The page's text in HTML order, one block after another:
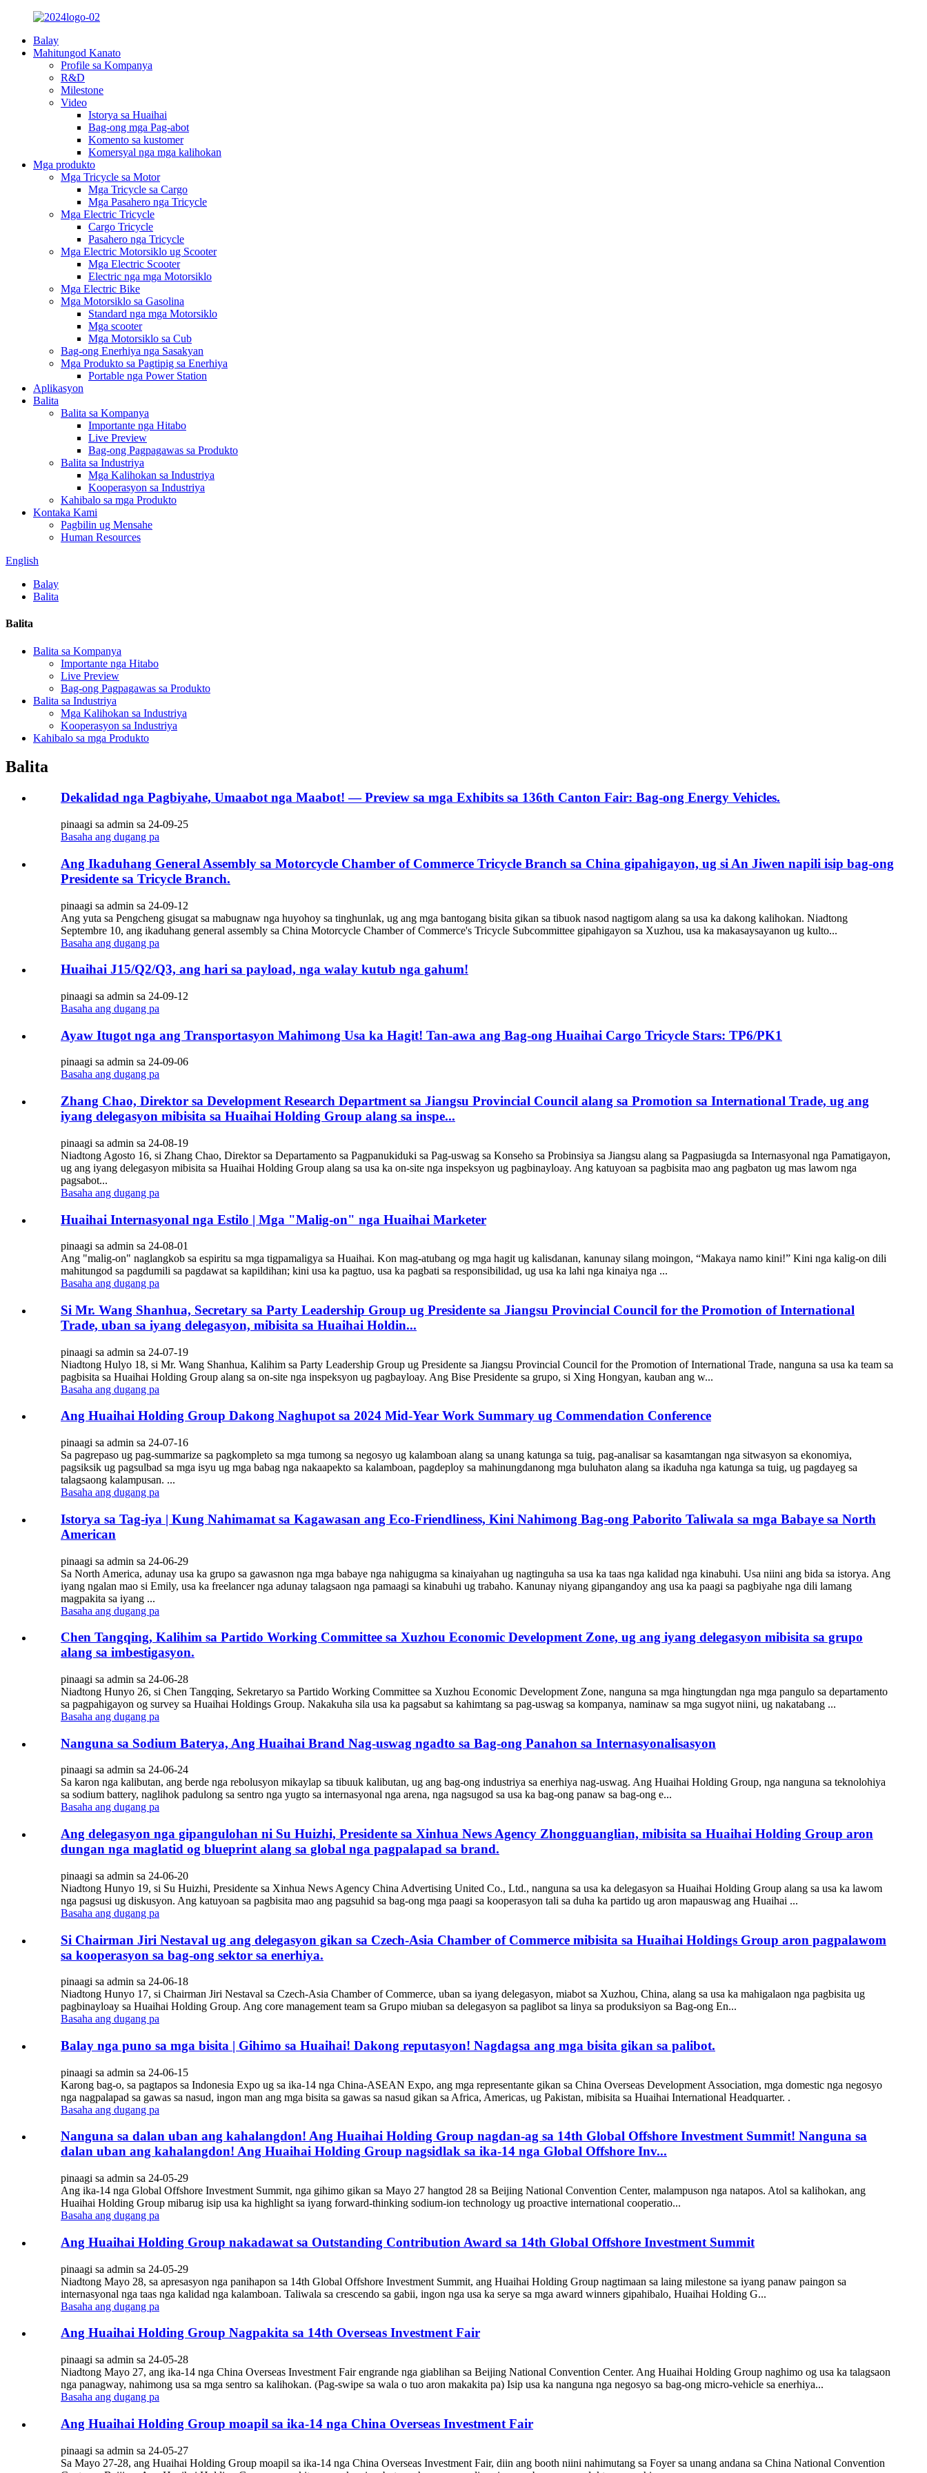
Balay
Mahitungod Kanato
Profile sa Kompanya
R&D
Milestone
Video
Istorya sa Huaihai
Bag-ong mga Pag-abot
Komento sa kustomer
Komersyal nga mga kalihokan
Mga produkto
Mga Tricycle sa Motor
Mga Tricycle sa Cargo
Mga Pasahero nga Tricycle
Mga Electric Tricycle
Cargo Tricycle
Pasahero nga Tricycle
Mga Electric Motorsiklo ug Scooter
Mga Electric Scooter
Electric nga mga Motorsiklo
Mga Electric Bike
Mga Motorsiklo sa Gasolina
Standard nga mga Motorsiklo
Mga scooter
Mga Motorsiklo sa Cub
Bag-ong Enerhiya nga Sasakyan
Mga Produkto sa Pagtipig sa Enerhiya
Portable nga Power Station
Aplikasyon
Balita
Balita sa Kompanya
Importante nga Hitabo
Live Preview
Bag-ong Pagpagawas sa Produkto
Balita sa Industriya
Mga Kalihokan sa Industriya
Kooperasyon sa Industriya
Kahibalo sa mga Produkto
Kontaka Kami
Pagbilin ug Mensahe
Human Resources
English
Balay
Balita
Balita
Balita sa Kompanya
Importante nga Hitabo
Live Preview
Bag-ong Pagpagawas sa Produkto
Balita sa Industriya
Mga Kalihokan sa Industriya
Kooperasyon sa Industriya
Kahibalo sa mga Produkto
Balita
Dekalidad nga Pagbiyahe, Umaabot nga Maabot! — Preview sa mga Exhibits sa 136th Canton Fair: Bag-ong Energy Vehicles.
pinaagi sa admin sa 24-09-25
Basaha ang dugang pa
Ang Ikaduhang General Assembly sa Motorcycle Chamber of Commerce Tricycle Branch sa China gipahigayon, ug si An Jiwen napili isip bag-ong
Presidente sa Tricycle Branch.
pinaagi sa admin sa 24-09-12
Ang yuta sa Pengcheng gisugat sa mabugnaw nga huyohoy sa tinghunlak, ug ang mga bantogang bisita gikan sa tibuok nasod nagtigom alang sa usa ka dakong kalihokan. Niadtong
Septembre 10, ang ikaduhang general assembly sa China Motorcycle Chamber of Commerce's Tricycle Subcommittee gipahigayon sa Xuzhou, usa ka makasaysayanon ug kulto...
Basaha ang dugang pa
Huaihai J15/Q2/Q3, ang hari sa payload, nga walay kutub nga gahum!
pinaagi sa admin sa 24-09-12
Basaha ang dugang pa
Ayaw Itugot nga ang Transportasyon Mahimong Usa ka Hagit! Tan-awa ang Bag-ong Huaihai Cargo Tricycle Stars: TP6/PK1
pinaagi sa admin sa 24-09-06
Basaha ang dugang pa
Zhang Chao, Direktor sa Development Research Department sa Jiangsu Provincial Council alang sa Promotion sa International Trade, ug ang
iyang delegasyon mibisita sa Huaihai Holding Group alang sa inspe...
pinaagi sa admin sa 24-08-19
Niadtong Agosto 16, si Zhang Chao, Direktor sa Departamento sa Pagpanukiduki sa Pag-uswag sa Konseho sa Probinsiya sa Jiangsu alang sa Pagpasiugda sa Internasyonal nga Pamatigayon,
ug ang iyang delegasyon mibisita sa Huaihai Holding Group alang sa usa ka on-site nga inspeksyon ug pagbinayloay. Ang katuyoan sa pagbisita mao ang pagbaton ug mas lawom nga
pagsabot...
Basaha ang dugang pa
Huaihai Internasyonal nga Estilo | Mga "Malig-on" nga Huaihai Marketer
pinaagi sa admin sa 24-08-01
Ang "malig-on" naglangkob sa espiritu sa mga tigpamaligya sa Huaihai. Kon mag-atubang og mga hagit ug kalisdanan, kanunay silang moingon, “Makaya namo kini!” Kini nga kalig-on dili
mahitungod sa pagdumili sa pagdawat sa kapildihan; kini usa ka pagtuo, usa ka pagbati sa responsibilidad, ug usa ka lahi nga kinaiya nga ...
Basaha ang dugang pa
Si Mr. Wang Shanhua, Secretary sa Party Leadership Group ug Presidente sa Jiangsu Provincial Council for the Promotion of International
Trade, uban sa iyang delegasyon, mibisita sa Huaihai Holdin...
pinaagi sa admin sa 24-07-19
Niadtong Hulyo 18, si Mr. Wang Shanhua, Kalihim sa Party Leadership Group ug Presidente sa Jiangsu Provincial Council for the Promotion of International Trade, nanguna sa usa ka team sa
pagbisita sa Huaihai Holding Group alang sa on-site nga inspeksyon ug pagbayloay. Ang Bise Presidente sa grupo, si Xing Hongyan, kauban ang w...
Basaha ang dugang pa
Ang Huaihai Holding Group Dakong Naghupot sa 2024 Mid-Year Work Summary ug Commendation Conference
pinaagi sa admin sa 24-07-16
Sa pagrepaso ug pag-summarize sa pagkompleto sa mga tumong sa negosyo ug kalamboan alang sa unang katunga sa tuig, pag-analisar sa kasamtangan nga sitwasyon sa ekonomiya,
pagsiksik ug pagsulbad sa mga isyu ug mga babag nga nakaapekto sa kalamboan, pagdeploy sa mahinungdanong mga buluhaton alang sa ikaduha nga katunga sa tuig, ug pagdayeg sa
talagsaong kalampusan. ...
Basaha ang dugang pa
Istorya sa Tag-iya | Kung Nahimamat sa Kagawasan ang Eco-Friendliness, Kini Nahimong Bag-ong Paborito Taliwala sa mga Babaye sa North
American
pinaagi sa admin sa 24-06-29
Sa North America, adunay usa ka grupo sa gawasnon nga mga babaye nga nahigugma sa kinaiyahan ug nagtinguha sa usa ka taas nga kalidad nga kinabuhi. Usa niini ang bida sa istorya. Ang
iyang ngalan mao si Emily, usa ka freelancer nga adunay talagsaon nga pamaagi sa kinabuhi ug trabaho. Kanunay niyang gipangandoy ang usa ka paagi sa pagbiyahe nga dili lamang
magpakita sa iyang ...
Basaha ang dugang pa
Chen Tangqing, Kalihim sa Partido Working Committee sa Xuzhou Economic Development Zone, ug ang iyang delegasyon mibisita sa grupo
alang sa imbestigasyon.
pinaagi sa admin sa 24-06-28
Niadtong Hunyo 26, si Chen Tangqing, Sekretaryo sa Partido Working Committee sa Xuzhou Economic Development Zone, nanguna sa mga hingtungdan nga mga pangulo sa departamento
sa pagpahigayon og survey sa Huaihai Holdings Group. Nakakuha sila usa ka pagsabut sa kahimtang sa pag-uswag sa kompanya, naminaw sa mga sugyot niini, ug nakatabang ...
Basaha ang dugang pa
Nanguna sa Sodium Baterya, Ang Huaihai Brand Nag-uswag ngadto sa Bag-ong Panahon sa Internasyonalisasyon
pinaagi sa admin sa 24-06-24
Sa karon nga kalibutan, ang berde nga rebolusyon mikaylap sa tibuuk kalibutan, ug ang bag-ong industriya sa enerhiya nag-uswag. Ang Huaihai Holding Group, nga nanguna sa teknolohiya
sa sodium battery, naglihok padulong sa sentro nga yugto sa internasyonal nga arena, nga nagsugod sa usa ka bag-ong panaw sa bag-ong e...
Basaha ang dugang pa
Ang delegasyon nga gipangulohan ni Su Huizhi, Presidente sa Xinhua News Agency Zhongguanglian, mibisita sa Huaihai Holding Group aron
dungan nga maglatid og blueprint alang sa global nga pagpalapad sa brand.
pinaagi sa admin sa 24-06-20
Niadtong Hunyo 19, si Su Huizhi, Presidente sa Xinhua News Agency China Advertising United Co., Ltd., nanguna sa usa ka delegasyon sa Huaihai Holding Group alang sa usa ka lawom
nga pagsusi ug diskusyon. Ang katuyoan sa pagbisita mao ang pagsuhid sa bag-ong mga paagi sa kooperasyon tali sa duha ka partido ug aron mapauswag ang Huaihai ...
Basaha ang dugang pa
Si Chairman Jiri Nestaval ug ang delegasyon gikan sa Czech-Asia Chamber of Commerce mibisita sa Huaihai Holdings Group aron pagpalawom
sa kooperasyon sa bag-ong sektor sa enerhiya.
pinaagi sa admin sa 24-06-18
Niadtong Hunyo 17, si Chairman Jiri Nestaval sa Czech-Asia Chamber of Commerce, uban sa iyang delegasyon, miabot sa Xuzhou, China, alang sa usa ka mahigalaon nga pagbisita ug
pagbinayloay sa Huaihai Holding Group. Ang core management team sa Grupo miuban sa delegasyon sa paglibot sa linya sa produksiyon sa Bag-ong En...
Basaha ang dugang pa
Balay nga puno sa mga bisita | Gihimo sa Huaihai! Dakong reputasyon! Nagdagsa ang mga bisita gikan sa palibot.
pinaagi sa admin sa 24-06-15
Karong bag-o, sa pagtapos sa Indonesia Expo ug sa ika-14 nga China-ASEAN Expo, ang mga representante gikan sa China Overseas Development Association, mga domestic nga negosyo
nga nagpalapad sa gawas sa nasud, ingon man ang mga bisita sa gawas sa nasud gikan sa Africa, Americas, ug Pakistan, mibisita sa Huaihai International Headquarter. .
Basaha ang dugang pa
Nanguna sa dalan uban ang kahalangdon! Ang Huaihai Holding Group nagdan-ag sa 14th Global Offshore Investment Summit! Nanguna sa
dalan uban ang kahalangdon! Ang Huaihai Holding Group nagsidlak sa ika-14 nga Global Offshore Inv...
pinaagi sa admin sa 24-05-29
Ang ika-14 nga Global Offshore Investment Summit, nga gihimo gikan sa Mayo 27 hangtod 28 sa Beijing National Convention Center, malampuson nga natapos. Atol sa kalihokan, ang
Huaihai Holding Group mibarug isip usa ka highlight sa iyang forward-thinking sodium-ion technology ug proactive international cooperatio...
Basaha ang dugang pa
Ang Huaihai Holding Group nakadawat sa Outstanding Contribution Award sa 14th Global Offshore Investment Summit
pinaagi sa admin sa 24-05-29
Niadtong Mayo 28, sa apresasyon nga panihapon sa 14th Global Offshore Investment Summit, ang Huaihai Holding Group nagtimaan sa laing milestone sa iyang panaw paingon sa
internasyonal nga taas nga kalidad nga kalamboan. Taliwala sa crescendo sa gabii, ingon nga usa ka serye sa mga award winners gipahibalo, Huaihai Holding G...
Basaha ang dugang pa
Ang Huaihai Holding Group Nagpakita sa 14th Overseas Investment Fair
pinaagi sa admin sa 24-05-28
Niadtong Mayo 27, ang ika-14 nga China Overseas Investment Fair engrande nga giablihan sa Beijing National Convention Center. Ang Huaihai Holding Group naghimo og usa ka talagsaon
nga panagway, nahimong usa sa mga sentro sa kalihokan. (Pag-swipe sa wala o tuo aron makakita pa) Isip usa ka nanguna nga negosyo sa bag-ong micro-vehicle sa enerhiya...
Basaha ang dugang pa
Ang Huaihai Holding Group moapil sa ika-14 nga China Overseas Investment Fair
pinaagi sa admin sa 24-05-27
Sa Mayo 27-28, ang Huaihai Holding Group moapil sa ika-14 nga China Overseas Investment Fair, diin ang booth niini nahimutang sa Foyer sa unang andana sa China National Convention